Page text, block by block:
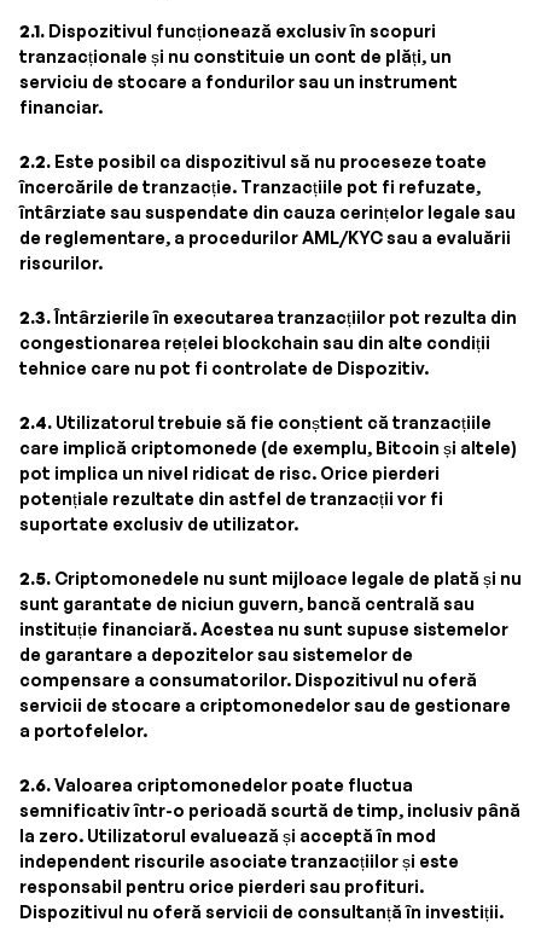
2.1. Dispozitivul funcționează exclusiv în scopuri
tranzacționale și nu constituie un cont de plăți, un
serviciu de stocare a fondurilor sau un instrument
financiar.
2.2. Este posibil ca dispozitivul să nu proceseze toate
încercările de tranzacție. Tranzacțiile pot fi refuzate,
întârziate sau suspendate din cauza cerințelor legale sau
de reglementare, a procedurilor AML/KYC sau a evaluării
riscurilor.
2.3.Întârzierile în executarea tranzacțiilor pot rezulta din
congestionarea rețelei blockchain sau din alte condiții
tehnice care nu pot fi controlate de Dispozitiv.
2.4. Utilizatorul trebuie să fie conștient că tranzacțiile
care implică criptomonede (de exemplu, Bitcoin și altele)
pot implica un nivel ridicat de risc. Orice pierderi
potențiale rezultate din astfel de tranzacții vor fi
suportate exclusiv de utilizator.
2.5. Criptomonedele nu sunt mijloace legale de plată și nu
sunt garantate de niciun guvern, bancă centrală sau
instituție financiară. Acestea nu sunt supuse sistemelor
de garantare a depozitelor sau sistemelor de
compensare a consumatorilor. Dispozitivul nu oferă
servicii de stocare a criptomonedelor sau de gestionare
a portofelelor.
2.6.Valoarea criptomonedelor poate fluctua
semnificativ într-o perioadă scurtă de timp, inclusiv până
la zero. Utilizatorul evaluează și acceptă în mod
independent riscurile asociate tranzacțiilor și este
responsabil pentru orice pierderi sau profituri.
Dispozitivul nu oferă servicii de consultanță în investiții.